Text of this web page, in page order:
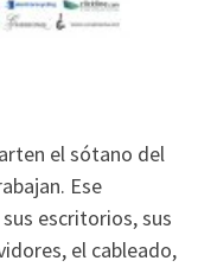
el sótano del
Ese
escritorios, sus
el cableado,